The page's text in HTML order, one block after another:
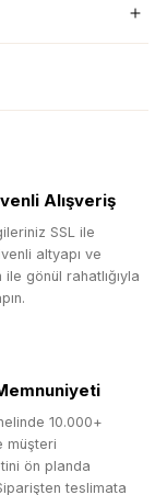
Alışveriş
SSL ile
altyapı ve
gönül rahatlığıyla
10.000+
müşteri
ön planda
teslimata